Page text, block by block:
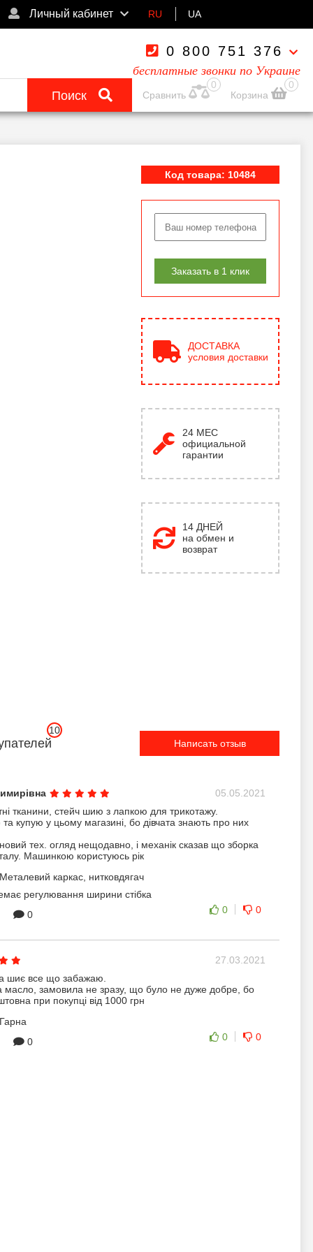
Личный кабинет RU UA
0 800 751 376
бесплатные звонки по Украине
Поиск
0
Сравнить
0
Корзина
Код товара: 10484
Заказать в 1 клик
ДОСТАВКА
условия доставки
24 МЕС
официальной
гарантии
14 ДНЕЙ
на обмен и
возврат
10
Написать отзыв
05.05.2021
тканини, стейч шию з лапкою для трикотажу.
купую у цьому магазині, бо дівчата знають про них
тех. огляд нещодавно, і механік сказав що зборка
Машинкою користуюсь рік
Металевий каркас, нитковдягач
регулювання ширини стібка
0 0 0
27.03.2021
шиє все що забажаю.
масло, замовила не зразу, що було не дуже добре, бо
при покупці від 1000 грн
Гарна
0 0 0